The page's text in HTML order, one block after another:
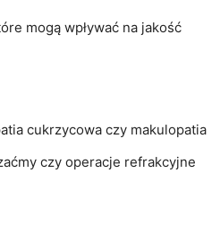
mogą wpływać na jakość
cukrzycowa czy makulopatia
czy operacje refrakcyjne